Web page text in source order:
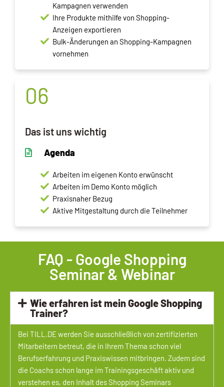
Kampagnen verwenden
Ihre Produkte mithilfe von Shopping-
Anzeigen exportieren
Bulk-Änderungen an Shopping-Kampagnen
vornehmen
06
Das ist uns wichtig
Agenda
Arbeiten im eigenen Konto erwünscht
Arbeiten im Demo Konto möglich
Praxisnaher Bezug
Aktive Mitgestaltung durch die Teilnehmer
FAQ - Google Shopping
Seminar & Webinar
Wie erfahren ist mein Google Shopping
Trainer?
Bei TILL.DE werden Sie ausschließlich von zertifizierten
Mitarbeitern betreut, die in Ihrem Thema schon viel
Berufserfahrung und Praxiswissen mitbringen. Zudem sind
die Coachs schon lange im Trainingsgeschäft aktiv und
verstehen es, den Inhalt des Shopping Seminars